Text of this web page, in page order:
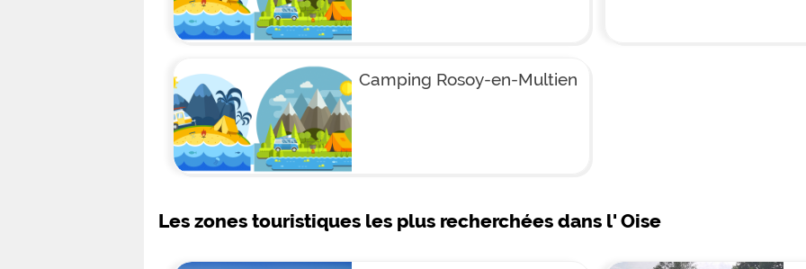
Camping Rosoy-en-Multien
Les zones touristiques les plus recherchées dans l' Oise